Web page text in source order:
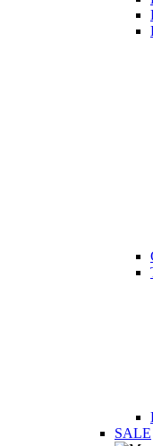
SALE